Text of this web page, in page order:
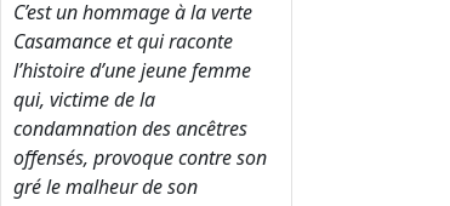
C’est un hommage à la verte
Casamance et qui raconte
l’histoire d’une jeune femme
qui, victime de la
condamnation des ancêtres
offensés, provoque contre son
gré le malheur de son